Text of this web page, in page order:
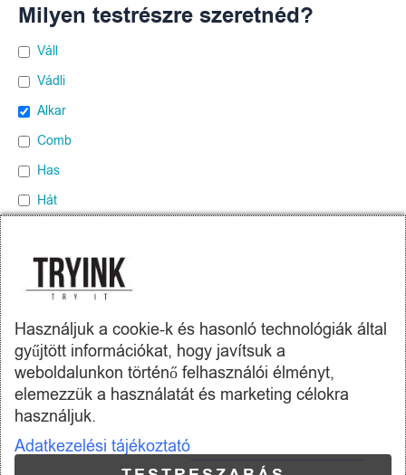
Milyen testrészre szeretnéd?
Váll
Vádli
Alkar
Comb
Has
Hát
Felkar
Gerinc mentén
Tryink.hu -Skill Company Kft.
Az oldalon található termékképek illusztrációk.
Használjuk a cookie-k és hasonló technológiák által
gyűjtött információkat, hogy javítsuk a
weboldalunkon történő felhasználói élményt,
elemezzük a használatát és marketing célokra
használjuk.
Adatkezelési tájékoztató